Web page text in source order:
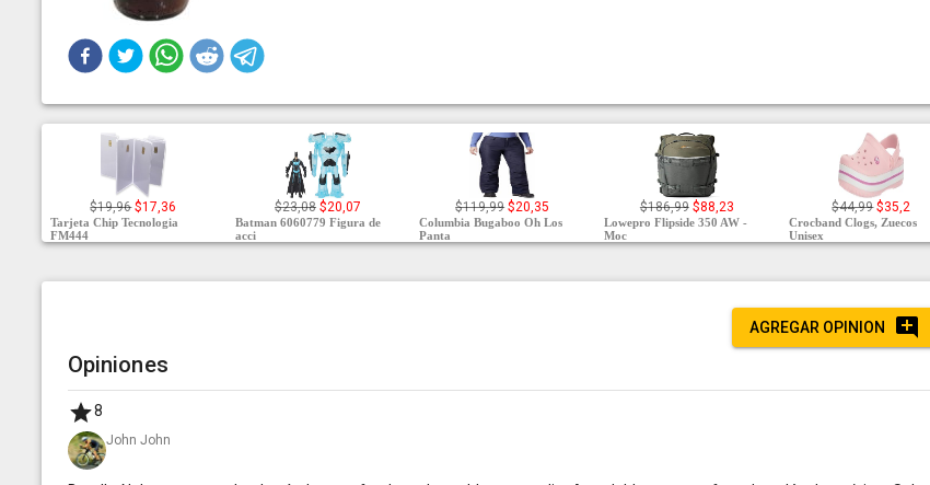
$19,96 $17,36
Tarjeta Chip Tecnologia
FM444
$23,08 $20,07
Batman 6060779 Figura de
acci
$119,99 $20,35
Columbia Bugaboo Oh Los
Panta
$186,99 $88,23
Lowepro Flipside 350 AW -
Moc
$44,99 $35,2
Crocband Clogs, Zuecos
Unisex
AGREGAR OPINION
Opiniones
8
John John